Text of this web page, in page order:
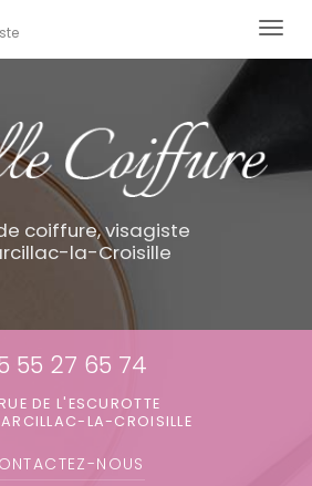
coiffure, visagiste
la-Croisille
55 27 65 74
DE L'ESCUROTTE
LA-CROISILLE
NOUS